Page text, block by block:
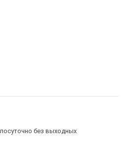
без выходных